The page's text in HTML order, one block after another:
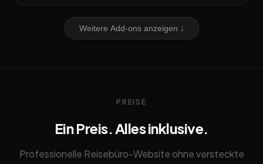
Weitere Add-ons anzeigen ↓
PREISE
Ein Preis. Alles inklusive.
Professionelle Reisebüro-Website ohne versteckte